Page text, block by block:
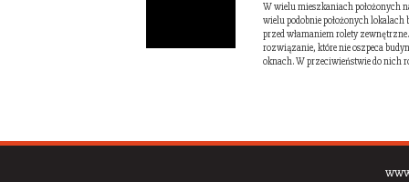
W wielu mieszkaniach położonych
wielu podobnie położonych
przed włamaniem rolety
rozwiązanie, które nie oszpeca
oknach. W przeciwieństwie do nich